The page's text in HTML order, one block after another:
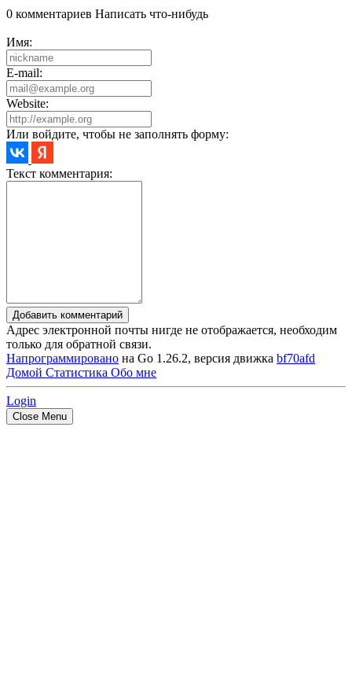
0 комментариев Написать что-нибудь
Имя:
E-mail:
Website:
Или войдите, чтобы не заполнять форму:
Текст комментария:
Добавить комментарий
Адрес электронной почты нигде не отображается, необходим
только для обратной связи.
Напрограммировано на Go 1.26.2, версия движка bf70afd
Домой Статистика Обо мне
Login
Close Menu